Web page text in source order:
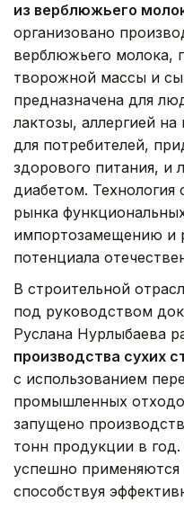
из верблюжьего
организовано
верблюжьего молока,
творожной массы и
предназначена для
лактозы, аллергией
для потребителей,
здорового питания, и
диабетом. Технология
рынка
импортозамещению и
потенциала
В строительной
под руководством
Руслана Нурлыбаева
производства сухих
с использованием
промышленных
запущено
тонн продукции в
успешно применяются
способствуя